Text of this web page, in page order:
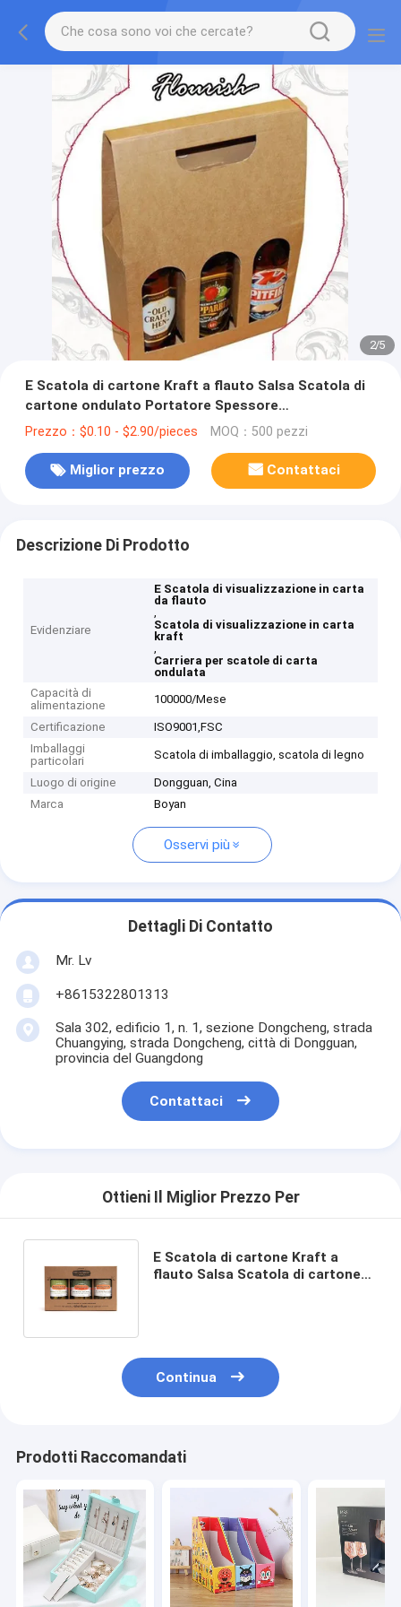
2/5
E Scatola di cartone Kraft a flauto Salsa Scatola di
cartone ondulato Portatore Spessore
personalizzabile
Prezzo：$0.10 - $2.90/pieces MOQ：500 pezzi
Miglior prezzo Contattaci
Descrizione Di Prodotto
Evidenziare
E Scatola di visualizzazione in carta
da flauto
,
Scatola di visualizzazione in carta
kraft
,
Carriera per scatole di carta
ondulata
Capacità di
alimentazione
100000/Mese
Certificazione
ISO9001,‌FSC
Imballaggi
particolari
Scatola di imballaggio, scatola di legno
Luogo di origine
Dongguan, Cina
Marca
Boyan
Osservi più
Dettagli Di Contatto
Mr. Lv
+8615322801313
Sala 302, edificio 1, n. 1, sezione Dongcheng, strada
Chuangying, strada Dongcheng, città di Dongguan,
provincia del Guangdong
Contattaci
Ottieni Il Miglior Prezzo Per
E Scatola di cartone Kraft a
flauto Salsa Scatola di cartone
Continua
Prodotti Raccomandati